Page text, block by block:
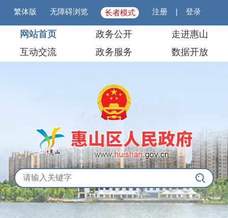
繁体版 无障碍浏览 长者模式 注册 |登录
网站首页 政务公开
走进惠山
互动交流
政务服务 数据开放